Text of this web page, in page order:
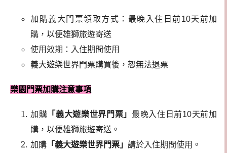
加購義大門票領取方式：最晚入住日前10天前加
購，以便雄獅旅遊寄送
使用效期：入住期間使用
義大遊樂世界門票購買後，恕無法退票
樂園門票加購注意事項
加購 「義大遊樂世界門票」 最晚入住日前10天前加
購，以便雄獅旅遊寄送。
加購 「義大遊樂世界門票」 請於入住期間使用。